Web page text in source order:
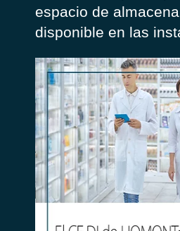
espacio de
disponible en las